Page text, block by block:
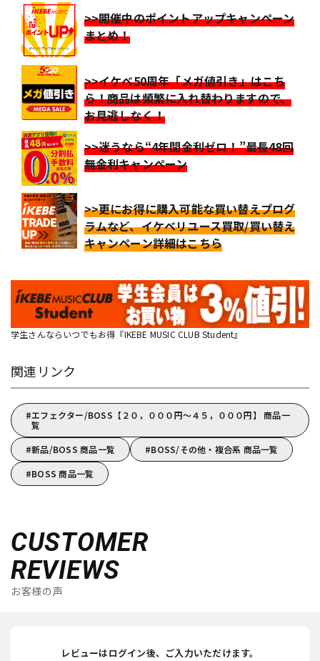
>>開催中のポイントアップキャンペーン
まとめ！
>>イケベ50周年「メガ値引き」はこち
ら！商品は頻繁に入れ替わりますので、
お見逃しなく！
>>迷うなら“4年間金利ゼロ！”最長48回
無金利キャンペーン
>>更にお得に購入可能な買い替えプログ
ラムなど、イケベリユース買取/買い替え
キャンペーン詳細はこちら
学生さんならいつでもお得『IKEBE MUSIC CLUB Student』
関連リンク
エフェクター/BOSS【２０，０００円～４５，０００円】 商品一
覧
新品/BOSS 商品一覧
BOSS/その他・複合系 商品一覧
BOSS 商品一覧
CUSTOMER
REVIEWS
お客様の声
レビューはログイン後、ご入力いただけます。